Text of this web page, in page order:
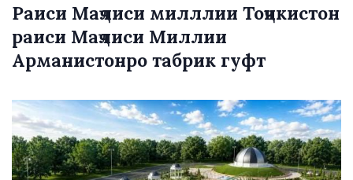
Раиси Маҷлиси милллии Тоҷикистон
раиси Маҷлиси Миллии
Арманистонро табрик гуфт